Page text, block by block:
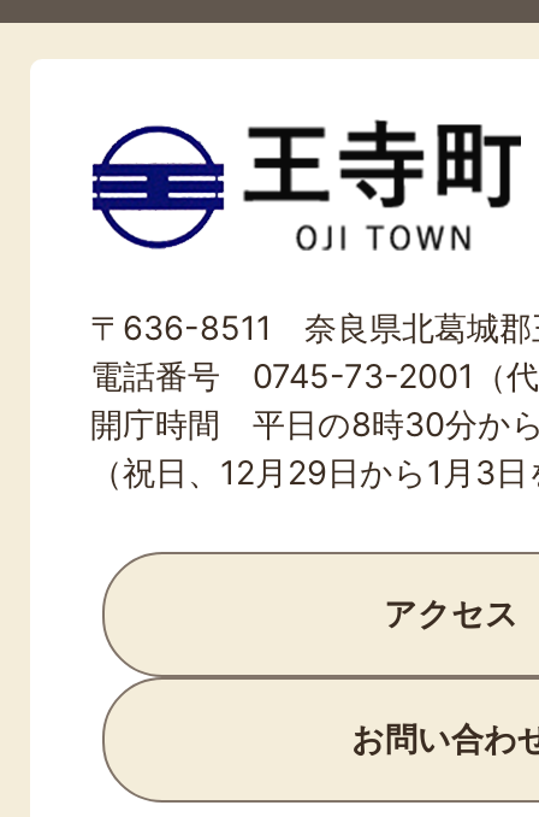
王
寺
町
TOWN
〒636-8511 奈良県北葛城郡
電話番号 0745-73-2001（
開庁時間 平日の8時30分か
（祝日、12月29日から1月3
アクセス
お問い合わ